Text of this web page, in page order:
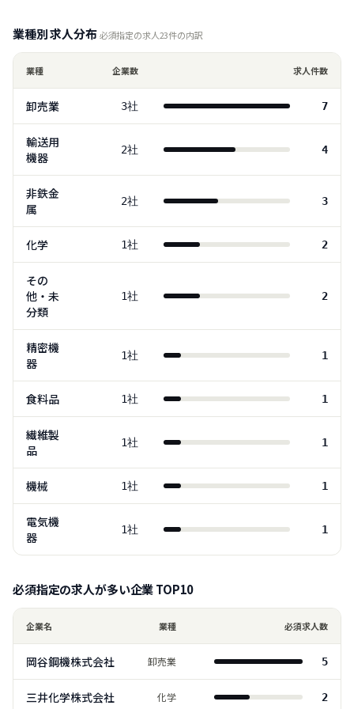
業種別 求人分布必須指定の求人23件の内訳
業種 企業数 求人件数
卸売業 3社 7
輸送用
機器
2社 4
非鉄金
属
2社 3
化学 1社 2
その
他・未
分類
1社 2
精密機
器
1社 1
食料品 1社 1
繊維製
品
1社 1
機械 1社 1
電気機
器
1社 1
必須指定の求人が多い企業 TOP10
企業名 業種 必須求人数
岡谷鋼機株式会社 卸売業 5
三井化学株式会社 化学 2